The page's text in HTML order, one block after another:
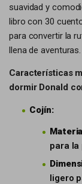
suavidad y
libro con 30
para convertir la
llena de aventuras.
Características
dormir Donald
Cojín:
para la
ligero